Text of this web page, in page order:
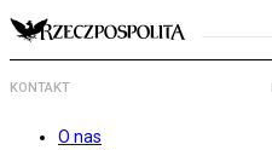
KONTAKT
O nas